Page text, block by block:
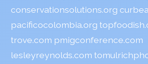
conservationsolutions.org
pacificocolombia.org
trove.com pmigconference.com
lesleyreynolds.com